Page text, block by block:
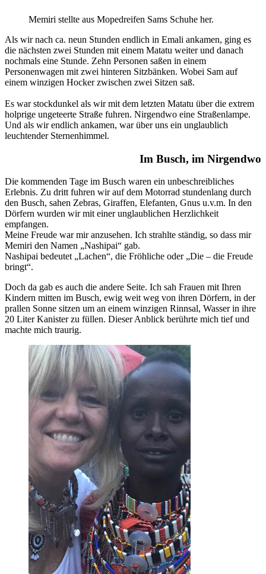
Memiri stellte aus Mopedreifen Sams Schuhe her.
Als wir nach ca. neun Stunden endlich in Emali ankamen, ging es
die nächsten zwei Stunden mit einem Matatu weiter und danach
nochmals eine Stunde. Zehn Personen saßen in einem
Personenwagen mit zwei hinteren Sitzbänken. Wobei Sam auf
einem winzigen Hocker zwischen zwei Sitzen saß.
Es war stockdunkel als wir mit dem letzten Matatu über die extrem
holprige ungeteerte Straße fuhren. Nirgendwo eine Straßenlampe.
Und als wir endlich ankamen, war über uns ein unglaublich
leuchtender Sternenhimmel.
Im Busch, im Nirgendwo
Die kommenden Tage im Busch waren ein unbeschreibliches
Erlebnis. Zu dritt fuhren wir auf dem Motorrad stundenlang durch
den Busch, sahen Zebras, Giraffen, Elefanten, Gnus u.v.m. In den
Dörfern wurden wir mit einer unglaublichen Herzlichkeit
empfangen.
Meine Freude war mir anzusehen. Ich strahlte ständig, so dass mir
Memiri den Namen „Nashipai“ gab.
Nashipai bedeutet „Lachen“, die Fröhliche oder „Die – die Freude
bringt“.
Doch da gab es auch die andere Seite. Ich sah Frauen mit Ihren
Kindern mitten im Busch, ewig weit weg von ihren Dörfern, in der
prallen Sonne sitzen um an einem winzigen Rinnsal, Wasser in ihre
20 Liter Kanister zu füllen. Dieser Anblick berührte mich tief und
machte mich traurig.